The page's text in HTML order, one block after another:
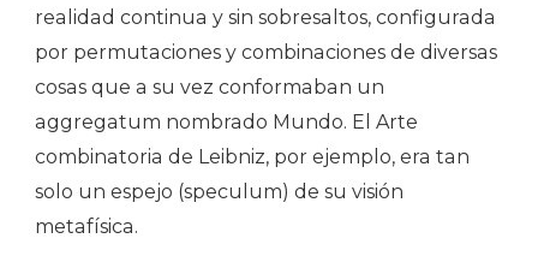
realidad continua y sin sobresaltos, configurada
por permutaciones y combinaciones de diversas
cosas que a su vez conformaban un
aggregatum nombrado Mundo. El Arte
combinatoria de Leibniz, por ejemplo, era tan
solo un espejo (speculum) de su visión
metafísica.